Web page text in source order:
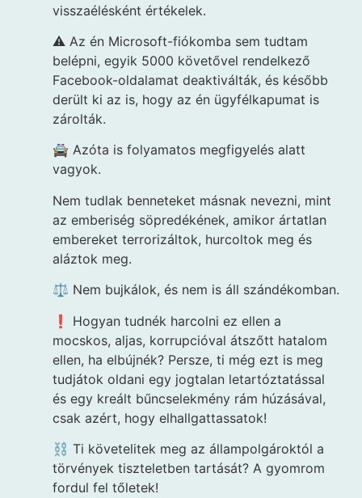
visszaélésként értékelek.
⚠️ Az én Microsoft-fiókomba sem tudtam
belépni, egyik 5000 követővel rendelkező
Facebook-oldalamat deaktiválták, és később
derült ki az is, hogy az én ügyfélkapumat is
zárolták.
🚔 Azóta is folyamatos megfigyelés alatt
vagyok.
Nem tudlak benneteket másnak nevezni, mint
az emberiség söpredékének, amikor ártatlan
embereket terrorizáltok, hurcoltok meg és
aláztok meg.
⚖️ Nem bujkálok, és nem is áll szándékomban.
❗ Hogyan tudnék harcolni ez ellen a
mocskos, aljas, korrupcióval átszőtt hatalom
ellen, ha elbújnék? Persze, ti még ezt is meg
tudjátok oldani egy jogtalan letartóztatással
és egy kreált bűncselekmény rám húzásával,
csak azért, hogy elhallgattassatok!
⛓️ Ti követelitek meg az állampolgároktól a
törvények tiszteletben tartását? A gyomrom
fordul fel tőletek!